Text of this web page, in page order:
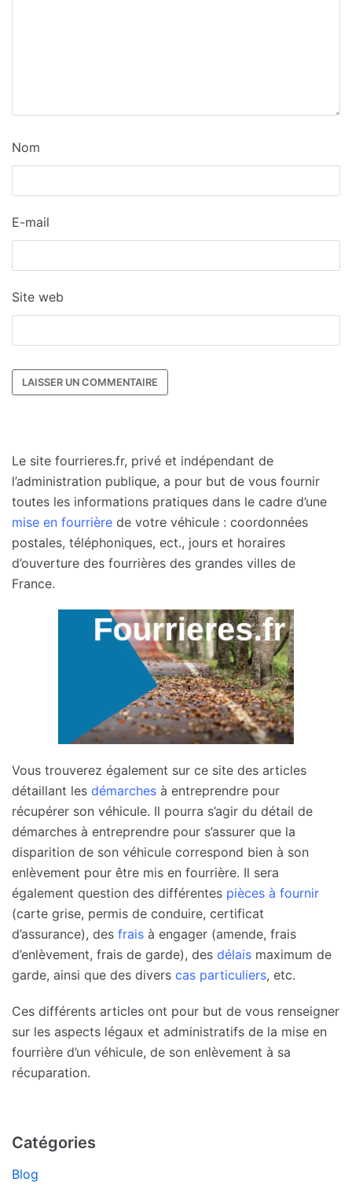
Nom
E-mail
Site web
Le site fourrieres.fr, privé et indépendant de
l’administration publique, a pour but de vous fournir
toutes les informations pratiques dans le cadre d’une
mise en fourrière de votre véhicule : coordonnées
postales, téléphoniques, ect., jours et horaires
d’ouverture des fourrières des grandes villes de
France.
Vous trouverez également sur ce site des articles
détaillant les démarches à entreprendre pour
récupérer son véhicule. Il pourra s’agir du détail de
démarches à entreprendre pour s’assurer que la
disparition de son véhicule correspond bien à son
enlèvement pour être mis en fourrière. Il sera
également question des différentes pièces à fournir
(carte grise, permis de conduire, certificat
d’assurance), des frais à engager (amende, frais
d’enlèvement, frais de garde), des délais maximum de
garde, ainsi que des divers cas particuliers, etc.
Ces différents articles ont pour but de vous renseigner
sur les aspects légaux et administratifs de la mise en
fourrière d’un véhicule, de son enlèvement à sa
récuparation.
Catégories
Blog